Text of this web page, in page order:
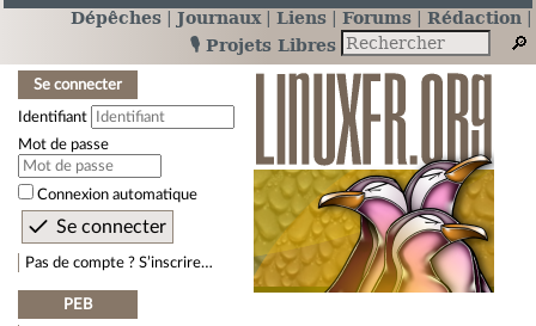
Dépêches Journaux Liens Forums
Rédaction
🎙️ Projets Libres
Se connecter
Identifiant
Mot de passe
Connexion automatique
Pas de compte ? S’inscrire…
PEB